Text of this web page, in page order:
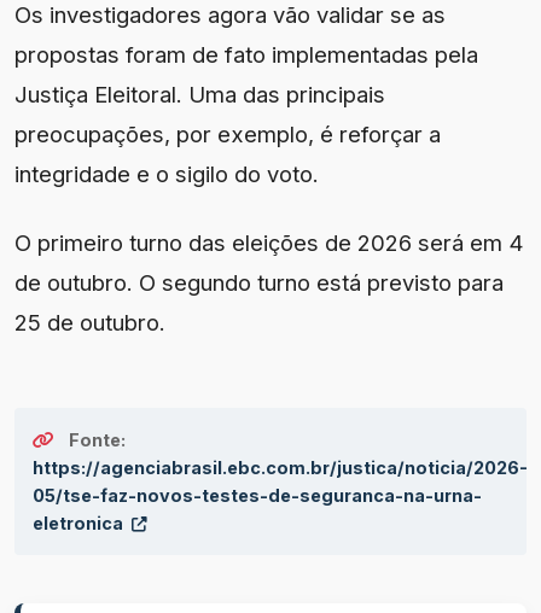
Os investigadores agora vão validar se as
propostas foram de fato implementadas pela
Justiça Eleitoral. Uma das principais
preocupações, por exemplo, é reforçar a
integridade e o sigilo do voto.
O primeiro turno das eleições de 2026 será em 4
de outubro. O segundo turno está previsto para
25 de outubro.
Fonte:
https://agenciabrasil.ebc.com.br/justica/noticia/2026-
05/tse-faz-novos-testes-de-seguranca-na-urna-
eletronica